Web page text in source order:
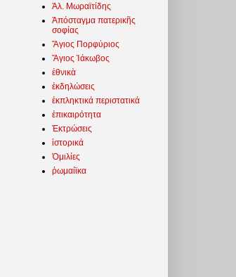
Ἀλ. Μωραϊτίδης
Ἀπόσταγμα πατερικῆς
σοφίας
Ἅγιος Πορφύριος
Ἅγιος Ἰάκωβος
ἐθνικὰ
ἐκδηλώσεις
ἐκπληκτικά περιστατικά
ἐπικαιρότητα
Ἐκτρώσεις
ἱστορικά
Ὁμιλίες
ῥωμαίϊκα